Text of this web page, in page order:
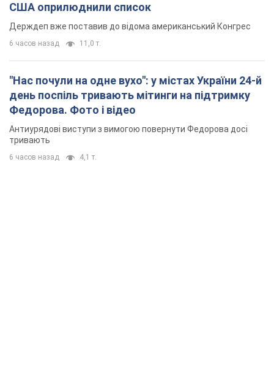
США оприлюднили список
Держдеп вже поставив до відома американський Конгрес
6 часов назад 11,0 т.
"Нас почули на одне вухо": у містах України 24-й
день поспіль тривають мітинги на підтримку
Федорова. Фото і відео
Антиурядові виступи з вимогою повернути Федорова досі
тривають
6 часов назад 4,1 т.